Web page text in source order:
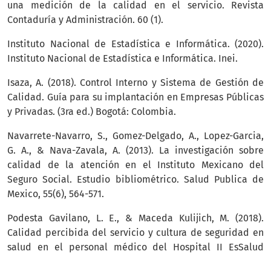
una medición de la calidad en el servicio. Revista
Contaduría y Administración. 60 (1).
Instituto Nacional de Estadística e Informática. (2020).
Instituto Nacional de Estadística e Informática. Inei.
Isaza, A. (2018). Control Interno y Sistema de Gestión de
Calidad. Guía para su implantación en Empresas Públicas
y Privadas. (3ra ed.) Bogotá: Colombia.
Navarrete-Navarro, S., Gomez-Delgado, A., Lopez-Garcia,
G. A., & Nava-Zavala, A. (2013). La investigación sobre
calidad de la atención en el Instituto Mexicano del
Seguro Social. Estudio bibliométrico. Salud Publica de
Mexico, 55(6), 564-571.
Podesta Gavilano, L. E., & Maceda Kulijich, M. (2018).
Calidad percibida del servicio y cultura de seguridad en
salud en el personal médico del Hospital II EsSalud